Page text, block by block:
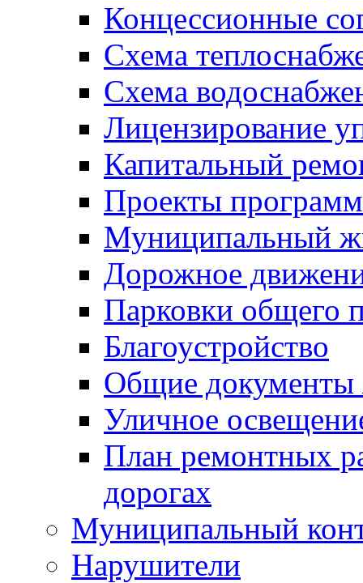
Концессионные
Схема
Схема
Лицензирование
Капитальный
Проекты программ
Муниципальный
Дорожное
Парковки общего
Благоустройство
Общие
Уличное
План ремонтных
дорогах
Муниципальный
Нарушители